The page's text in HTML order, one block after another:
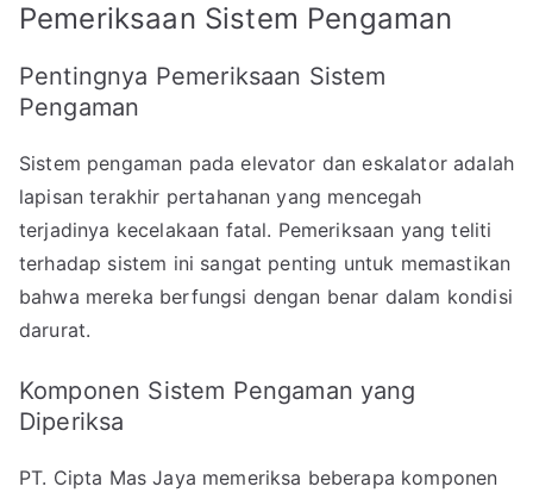
Pemeriksaan Sistem Pengaman
Pentingnya Pemeriksaan Sistem
Pengaman
Sistem pengaman pada elevator dan eskalator adalah
lapisan terakhir pertahanan yang mencegah
terjadinya kecelakaan fatal. Pemeriksaan yang teliti
terhadap sistem ini sangat penting untuk memastikan
bahwa mereka berfungsi dengan benar dalam kondisi
darurat.
Komponen Sistem Pengaman yang
Diperiksa
PT. Cipta Mas Jaya memeriksa beberapa komponen